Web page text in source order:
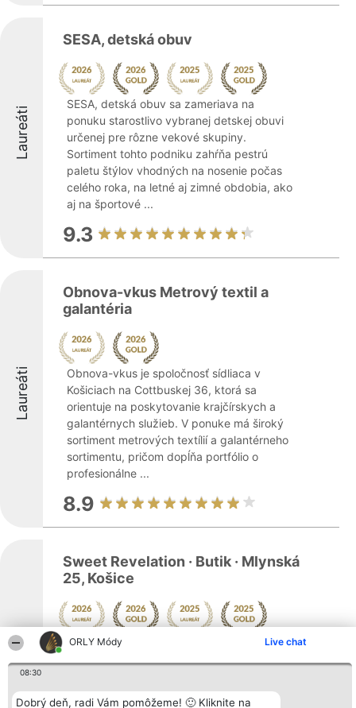
ORLY Módy Live chat
08:30
Dobrý deň, radi Vám pomôžeme! 🙂 Kliknite na
Laureáti
SESA, detská obuv
SESA, detská obuv sa zameriava na
ponuku starostlivo vybranej detskej obuvi
určenej pre rôzne vekové skupiny.
Sortiment tohto podniku zahŕňa pestrú
paletu štýlov vhodných na nosenie počas
celého roka, na letné aj zimné obdobia, ako
aj na športové ...
9.3
Laureáti
Obnova-vkus Metrový textil a
galantéria
Obnova-vkus je spoločnosť sídliaca v
Košiciach na Cottbuskej 36, ktorá sa
orientuje na poskytovanie krajčírskych a
galantérnych služieb. V ponuke má široký
sortiment metrových textílií a galantérneho
sortimentu, pričom dopĺňa portfólio o
profesionálne ...
8.9
Laureáti
Sweet Revelation · Butik · Mlynská
25, Košice
Sweet Revelation je butik nachádzajúci sa v
kvalitnej dámskej módy a oslovuje ženy